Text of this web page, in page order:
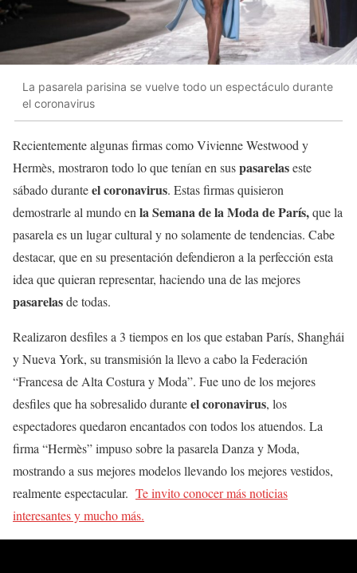
La pasarela parisina se vuelve todo un espectáculo durante
el coronavirus
Recientemente algunas firmas como Vivienne Westwood y
Hermès, mostraron todo lo que tenían en suspasarelaseste
sábado duranteel coronavirus. Estas firmas quisieron
demostrarle al mundo en la Semana de la Moda de París,que la
pasarela es un lugar cultural y no solamente de tendencias. Cabe
destacar, que en su presentación defendieron a la perfección esta
idea que quieran representar, haciendo una de las mejores
pasarelasde todas.
Realizaron desfiles a 3 tiempos en los que estaban París, Shanghái
y Nueva York, su transmisión la llevo a cabo la Federación
“Francesa de Alta Costura y Moda”. Fue uno de los mejores
desfiles que ha sobresalido duranteel coronavirus, los
espectadores quedaron encantados con todos los atuendos. La
firma “Hermès” impuso sobre la pasarela Danza y Moda,
mostrando a sus mejores modelos llevando los mejores vestidos,
realmente espectacular. Te invito conocer más noticias
interesantes y mucho más.